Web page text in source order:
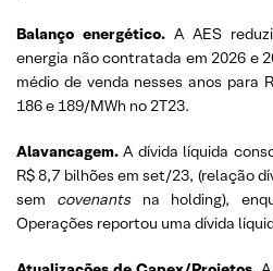
Balanço energético. A AES
energia não contratada em 2026 e
médio de venda nesses anos para
186 e 189/MWh no 2T23.
Alavancagem. A dívida líquida
R$ 8,7 bilhões em set/23, (relação
sem covenantsna holding),
Operações reportou uma dívida